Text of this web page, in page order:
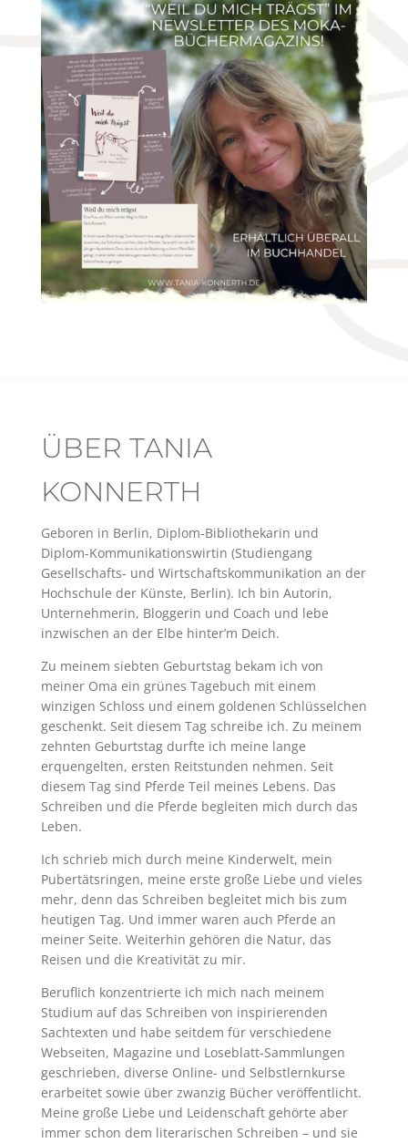
ÜBER TANIA
KONNERTH
Geboren in Berlin, Diplom-Bibliothekarin und
Diplom-Kommunikationswirtin (Studiengang
Gesellschafts- und Wirtschaftskommunikation an der
Hochschule der Künste, Berlin). Ich bin Autorin,
Unternehmerin, Bloggerin und Coach und lebe
inzwischen an der Elbe hinter’m Deich.
Zu meinem siebten Geburtstag bekam ich von
meiner Oma ein grünes Tagebuch mit einem
winzigen Schloss und einem goldenen Schlüsselchen
geschenkt. Seit diesem Tag schreibe ich. Zu meinem
zehnten Geburtstag durfte ich meine lange
erquengelten, ersten Reitstunden nehmen. Seit
diesem Tag sind Pferde Teil meines Lebens. Das
Schreiben und die Pferde begleiten mich durch das
Leben.
Ich schrieb mich durch meine Kinderwelt, mein
Pubertätsringen, meine erste große Liebe und vieles
mehr, denn das Schreiben begleitet mich bis zum
heutigen Tag. Und immer waren auch Pferde an
meiner Seite. Weiterhin gehören die Natur, das
Reisen und die Kreativität zu mir.
Beruflich konzentrierte ich mich nach meinem
Studium auf das Schreiben von inspirierenden
Sachtexten und habe seitdem für verschiedene
Webseiten, Magazine und Loseblatt-Sammlungen
geschrieben, diverse Online- und Selbstlernkurse
erarbeitet sowie über zwanzig Bücher veröffentlicht.
Meine große Liebe und Leidenschaft gehörte aber
immer schon dem literarischen Schreiben – und sie